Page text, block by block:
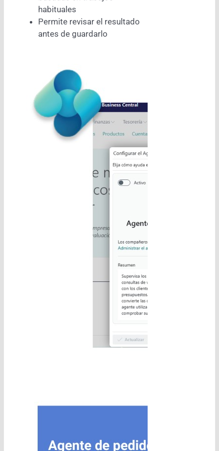
habituales
Permite revisar el resultado
antes de guardarlo